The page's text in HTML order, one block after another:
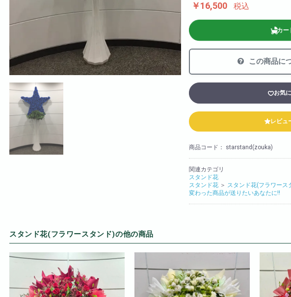
> メモリアルフラワー
> オフィスグリーン特集
> サプライズ装飾・ホテル装飾
> バルーン装飾
> シャンパンタワー
> アーチ
> シャボンフラワー
> ブリザードフラワー
> ボックスフラワー
> 金額調整オプション
biotopの沿革
胡蝶蘭の値段や相場
会社概要
採用情報
￥16,500 税込
カー
この商品に
お気
レビュ
商品コード： starstand(zouka)
関連カテゴリ
スタンド花
スタンド花 ＞ スタンド花(フラワース
変わった商品が送りたいあなたに!!
スタンド花(フラワースタンド)の他の商品